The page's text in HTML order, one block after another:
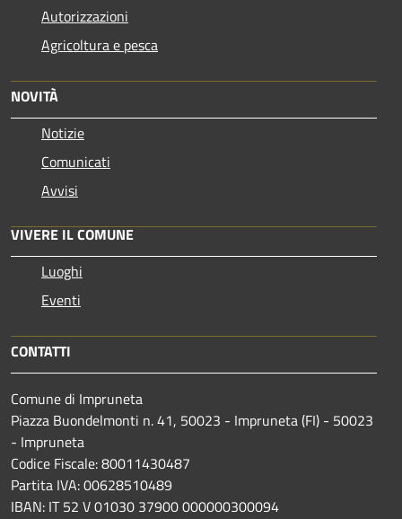
Autorizzazioni
Agricoltura e pesca
NOVITÀ
Notizie
Comunicati
Avvisi
VIVERE IL COMUNE
Luoghi
Eventi
CONTATTI
Comune di Impruneta
Piazza Buondelmonti n. 41, 50023 - Impruneta (FI) - 50023
- Impruneta
Codice Fiscale: 80011430487
Partita IVA: 00628510489
IBAN: IT 52 V 01030 37900 000000300094